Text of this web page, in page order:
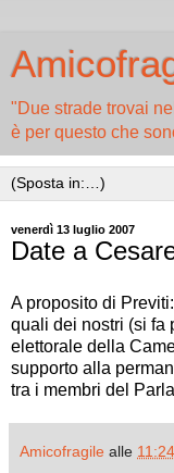
"Due strade trovai
è per questo che
venerdì 13 luglio 2007
Date a
A proposito di
quali dei nostri (si fa
elettorale della
supporto alla
tra i membri del
Amicofragile alle 11:24